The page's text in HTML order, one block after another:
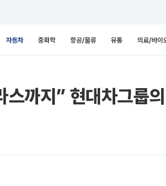
자동차 중화학 항공/물류 유통 의료/바이
스까지” 현대차그